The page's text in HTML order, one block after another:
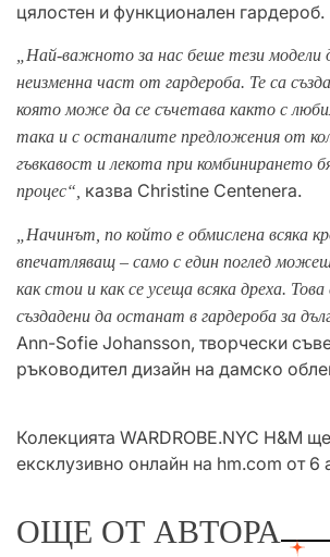
цялостен и функционален гардероб.
„Най-важното за нас беше тези модели
неизменна част от гардероба. Те са
която може да се съчетава както с
така и с останалите предложения от
гъвкавост и лекота при комбинирането
процес“, казва Christine Centenera.
„Начинът, по който е обмислена всяка
впечатляващ – само с един поглед
как стои и как се усеща всяка дреха. Това
създадени да останат в гардероба за
Ann-Sofie Johansson, творчески
ръководител дизайн на дамско
Колекцията WARDROBE.NYC H&M
ексклузивно онлайн на hm.com от 6
ОЩЕ ОТ АВТОРА